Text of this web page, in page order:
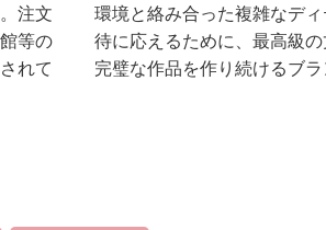
注文
等の
れて
環境と絡み合った複雑なデ
待に応えるために、最高級
完璧な作品を作り続けるブ